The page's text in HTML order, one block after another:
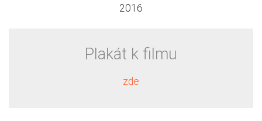
2016
Plakát k filmu
zde